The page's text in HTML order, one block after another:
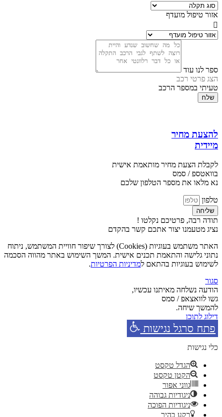
אזור טיפול מועדף
ספר לנו עוד
הצג פרטי רכב
טעיתי במספר הרכב
שלח
להצעת מחיר
מיידית
לקבלת הצעת מחיר מותאמת אישית
בוואטספ / סמס
נא מלאו את מספר הטלפון שלכם
טלפון
שליחה
תודה רבה, פרטיכם נקלטו !
נציג מטעמנו יצור אתכם קשר בהקדם
האתר משתמש בעוגיות (Cookies) לצורך שיפור חוויית המשתמש, ניתוח
נתוני גלישה והתאמת תכנים אישית. המשך השימוש באתר מהווה הסכמה
לשימוש בעוגיות בהתאם למדיניות הפרטיות.
סגור
הודעה נשלחה מאיתנו עכשיו,
גשו לוואצאפ / סמס
להמשך שיחה.
דילוג לתוכן
פתח סרגל נגישות
כלי נגישות
הגדל טקסט
הקטן טקסט
גווני אפור
ניגודיות גבוהה
ניגודיות הפוכה
רקע בהיר